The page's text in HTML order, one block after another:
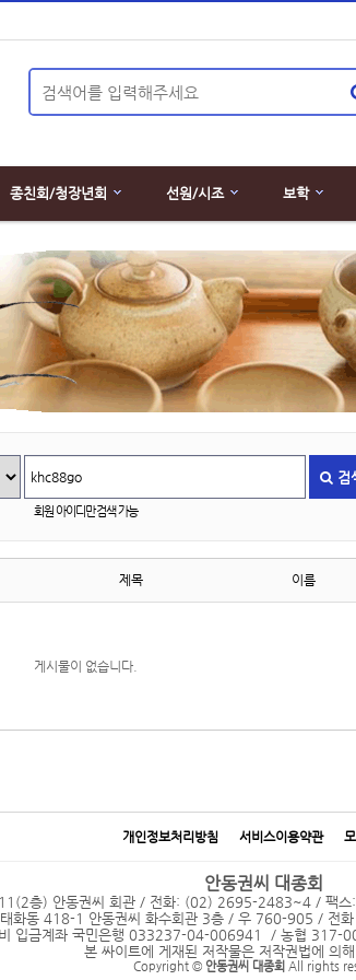
종친회/청장년회 선원/시조 보학
검
회원 아이디만 검색 가능
제목 이름
게시물이 없습니다.
개인정보처리방침 서비스이용약관
안동권씨 대종회
11(2층) 안동권씨 회관 / 전화: (02) 2695-2483~4 /
태화동 418-1 안동권씨 화수회관 3층 / 우 760-905 /
입금계좌 국민은행 033237-04-006941 / 농협 317-
본 싸이트에 게재된 저작물은 저작권법에 의
Copyright © 안동권씨 대종회 All rights